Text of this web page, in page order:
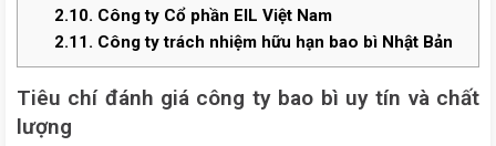
2.10. Công ty Cổ phần EIL Việt Nam
2.11. Công ty trách nhiệm hữu hạn bao bì Nhật Bản
Tiêu chí đánh giá công ty bao bì uy tín và chất
lượng